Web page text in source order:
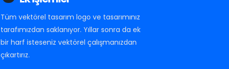
Tüm vektörel tasarım logo ve tasarımınız
tarafımızdan saklanıyor. Yıllar sonra da ek
bir harf isteseniz vektörel çalışmanızdan
çıkartırız.